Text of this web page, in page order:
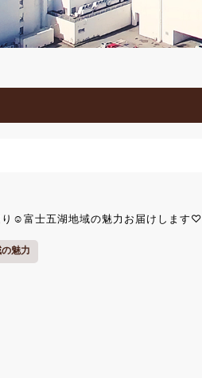
り☺富士五湖地域の魅力お届けします♡
魅力